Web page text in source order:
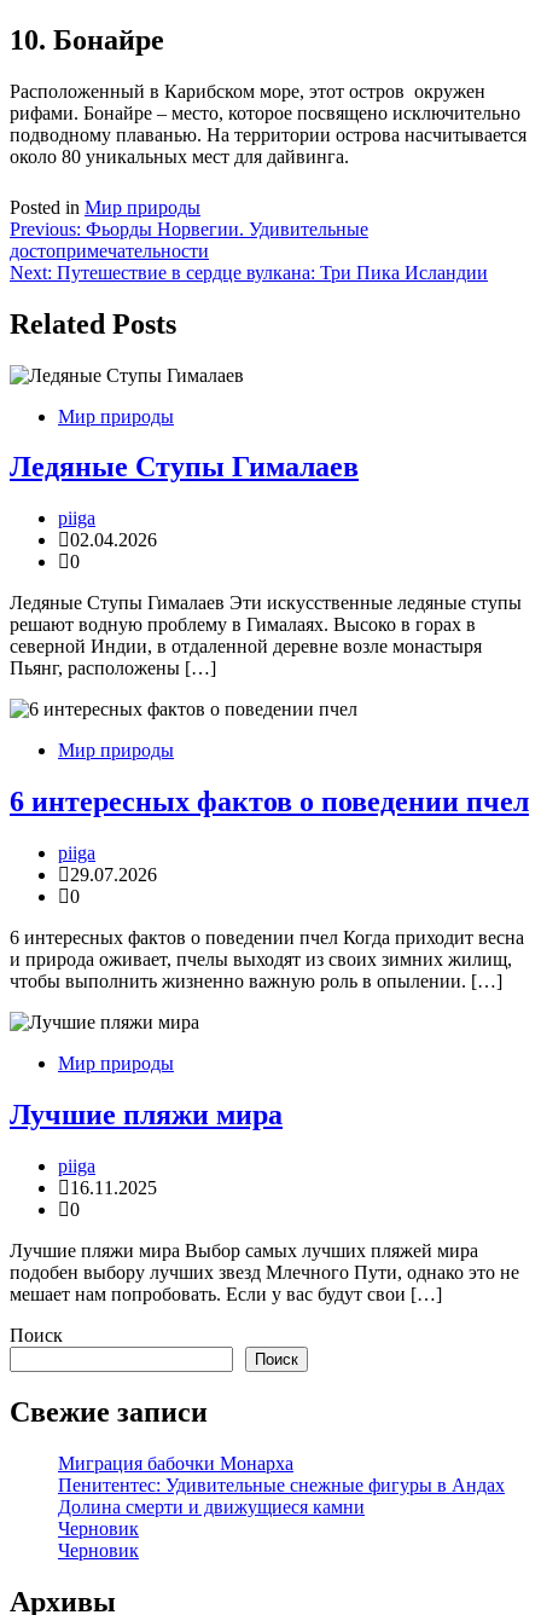
10. Бонайре
Расположенный в Карибском море, этот остров окружен
рифами. Бонайре – место, которое посвящено исключительно
подводному плаванью. На территории острова насчитывается
около 80 уникальных мест для дайвинга.
Posted in Мир природы
Навигация
по
Previous: Фьорды Норвегии. Удивительные
достопримечательности
Next: Путешествие в сердце вулкана: Три Пика Исландии
Related Posts
Мир природы
Ледяные Ступы Гималаев
piiga
02.04.2026
0
Ледяные Ступы Гималаев Эти искусственные ледяные ступы
решают водную проблему в Гималаях. Высоко в горах в
северной Индии, в отдаленной деревне возле монастыря
Пьянг, расположены […]
Мир природы
6 интересных фактов о поведении пчел
piiga
29.07.2026
0
6 интересных фактов о поведении пчел Когда приходит весна
и природа оживает, пчелы выходят из своих зимних жилищ,
чтобы выполнить жизненно важную роль в опылении. […]
Мир природы
Лучшие пляжи мира
piiga
16.11.2025
0
Лучшие пляжи мира Выбор самых лучших пляжей мира
подобен выбору лучших звезд Млечного Пути, однако это не
мешает нам попробовать. Если у вас будут свои […]
Поиск
Поиск
Свежие записи
Миграция бабочки Монарха
Пенитентес: Удивительные снежные фигуры в Андах
Долина смерти и движущиеся камни
Черновик
Черновик
Архивы